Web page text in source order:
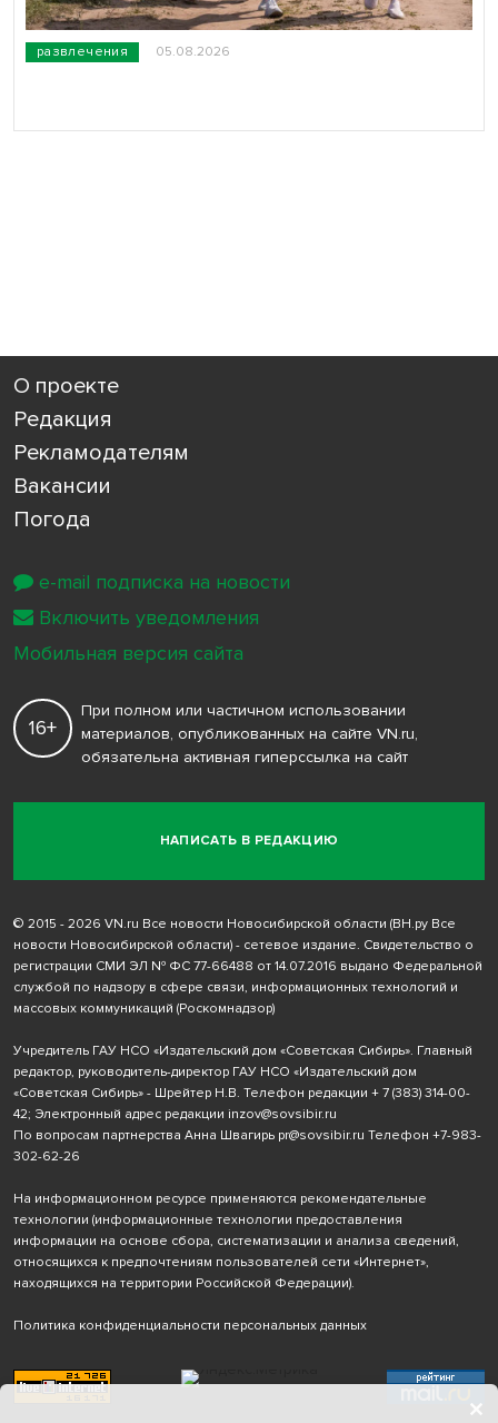
развлечения 05.08.2026
О проекте
Редакция
Рекламодателям
Вакансии
Погода
НАПИСАТЬ В РЕДАКЦИЮ
16+
При полном или частичном использовании
материалов, опубликованных на сайте VN.ru,
обязательна активная гиперссылка на сайт
© 2015 - 2026 VN.ru Все новости Новосибирской области (ВН.ру Все
новости Новосибирской области) - сетевое издание. Свидетельство о
регистрации СМИ ЭЛ № ФС 77-66488 от 14.07.2016 выдано Федеральной
службой по надзору в сфере связи, информационных технологий и
массовых коммуникаций (Роскомнадзор)
Учредитель ГАУ НСО «Издательский дом «Советская Сибирь». Главный
редактор, руководитель-директор ГАУ НСО «Издательский дом
«Советская Сибирь» - Шрейтер Н.В. Телефон редакции + 7 (383) 314-00-
42; Электронный адрес редакции inzov@sovsibir.ru
По вопросам партнерства Анна Швагирь pr@sovsibir.ru Телефон +7-983-
302-62-26
На информационном ресурсе применяются рекомендательные
технологии (информационные технологии предоставления
информации на основе сбора, систематизации и анализа сведений,
относящихся к предпочтениям пользователей сети «Интернет»,
находящихся на территории Российской Федерации).
Политика конфиденциальности персональных данных
e-mail подписка на новости
Включить уведомления
Мобильная версия сайта